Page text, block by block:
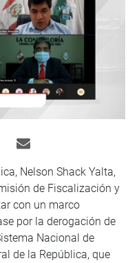
Nelson Shack Yalta,
de Fiscalización y
con un marco
por la derogación de
Nacional de
de la República, que